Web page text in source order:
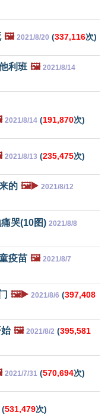
🖼️ 2021/8/20 (337,116次)
利班 🖼️ 2021/8/14
2021/8/14 (191,870次)
2021/8/13 (235,475次)
的 🖼️▶️ 2021/8/12
哭(10图) 2021/8/8
疫苗 🖼️ 2021/8/7
🖼️▶️ 2021/8/6 (397,408
🖼️ 2021/8/2 (395,581
2021/7/31 (570,694次)
(531,479次)